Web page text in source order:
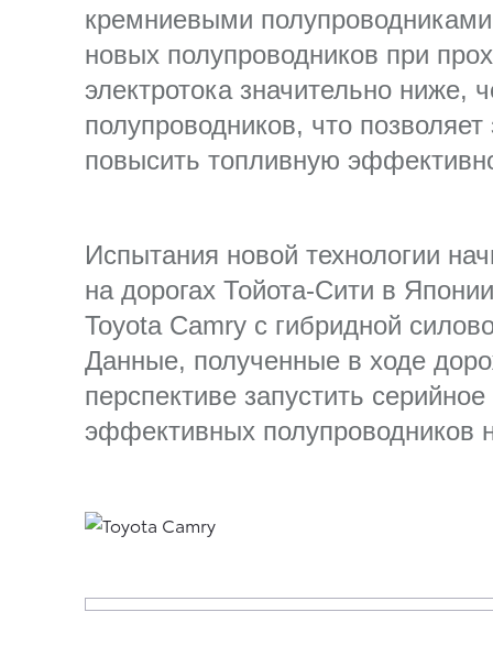
кремниевыми
новых полупроводников при
электротока значительно ниже,
полупроводников, что позволяет
повысить топливную
Испытания новой технологии
на дорогах Тойота-Сити в
Toyota Camry с гибридной
Данные, полученные в ходе
перспективе запустить
эффективных полупроводников